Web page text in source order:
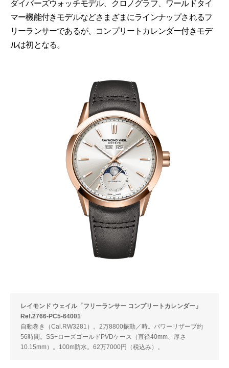
ダイバーズウォッチモデル、クロノグラフ、ワールドタイ
マー機能付きモデルなどさまざまにラインナップされるフ
リーランサーであるが、コンプリートカレンダー付きモデ
ルは初となる。
レイモンド ウェイル「フリーランサー コンプリートカレンダー」
Ref.2766-PC5-64001
自動巻き（Cal.RW3281）。2万8800振動／時。パワーリザーブ約
56時間。SS+ローズゴールドPVDケース（直径40mm、厚さ
10.15mm）。100m防水。62万7000円（税込み）。